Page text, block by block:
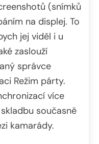
(snímků
na displej. To
jej viděl i u
zaslouží
správce
Režim párty.
více
současně
kamarády.